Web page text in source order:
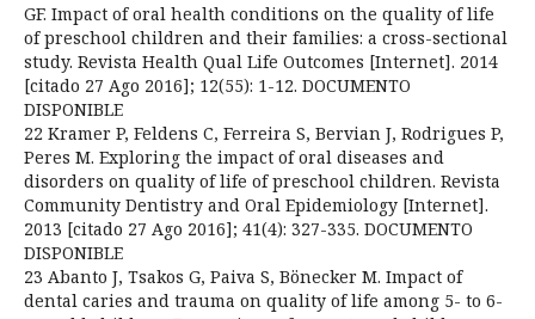
GF. Impact of oral health conditions on the quality of life
of preschool children and their families: a cross-sectional
study. Revista Health Qual Life Outcomes [Internet]. 2014
[citado 27 Ago 2016]; 12(55): 1-12. DOCUMENTO
DISPONIBLE
22 Kramer P, Feldens C, Ferreira S, Bervian J, Rodrigues P,
Peres M. Exploring the impact of oral diseases and
disorders on quality of life of preschool children. Revista
Community Dentistry and Oral Epidemiology [Internet].
2013 [citado 27 Ago 2016]; 41(4): 327-335. DOCUMENTO
DISPONIBLE
23 Abanto J, Tsakos G, Paiva S, Bönecker M. Impact of
dental caries and trauma on quality of life among 5- to 6-